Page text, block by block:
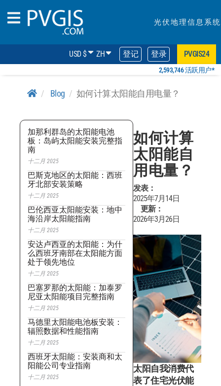
光伏地理信息系统
USD $ ZH 登记 登录 PVGIS24
2,593,746 活跃用户*
Blog 如何计算太阳能自用电量？
加那利群岛的太阳能电池
板：岛屿太阳能安装完整指
南
十二月 2025
巴斯克地区的太阳能：西班
牙北部安装策略
十二月 2025
巴伦西亚太阳能安装：地中
海沿岸太阳能指南
十二月 2025
安达卢西亚的太阳能：为什
么西班牙南部在太阳能方面
处于领先地位
十二月 2025
巴塞罗那的太阳能：加泰罗
尼亚太阳能项目完整指南
十二月 2025
马德里太阳能电池板安装：
辐照数据和性能指南
十二月 2025
西班牙太阳能：安装商和太
阳能公司专业指南
十二月 2025
如何计算
太阳能自
用电量？
发表：
2025年7月14日
更新：
2026年3月26日
太阳自我消费代
表了住宅光伏能